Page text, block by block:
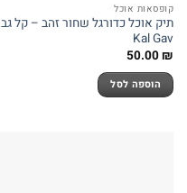
קופסאות אוכל
תיק אוכל כדורגל שחור זהב – קל גב
Kal Gav
50.00₪
הוספה לסל